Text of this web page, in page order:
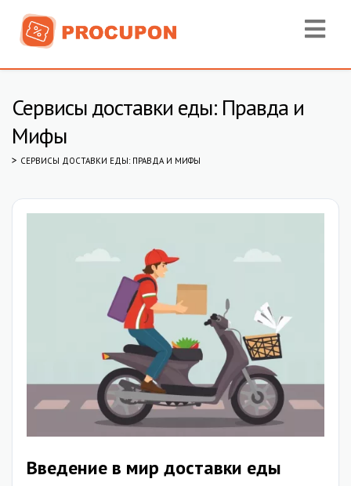
Сервисы доставки еды: Правда и
Мифы
> СЕРВИСЫ ДОСТАВКИ ЕДЫ: ПРАВДА И МИФЫ
Введение в мир доставки еды